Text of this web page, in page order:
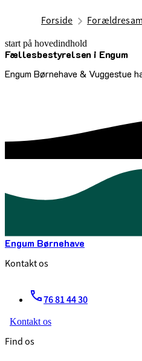
Forside
start på hovedindhold
Fællesbestyrelsen i Engum
Engum Børnehave & Vuggestue
senest opdateret 2. juli 2025
Engum Børnehave
Kontakt os
76 81 44 30
Kontakt os
Find os